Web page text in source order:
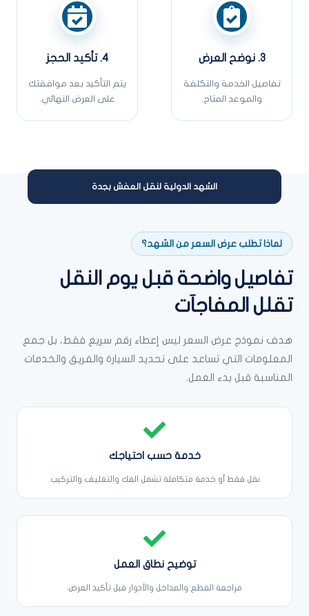
3. نوضح العرض
تفاصيل الخدمة والتكلفة
والموعد المتاح.
4. تأكيد الحجز
يتم التأكيد بعد موافقتك
على العرض النهائي.
الشهد الدولية لنقل العفش بجدة
لماذا تطلب عرض السعر من الشهد؟
تفاصيل واضحة قبل يوم النقل
تقلل المفاجآت
هدف نموذج عرض السعر ليس إعطاء رقم سريع فقط، بل جمع
المعلومات التي تساعد على تحديد السيارة والفريق والخدمات
المناسبة قبل بدء العمل.
خدمة حسب احتياجك
نقل فقط أو خدمة متكاملة تشمل الفك والتغليف والتركيب.
توضيح نطاق العمل
مراجعة القطع والمداخل والأدوار قبل تأكيد العرض.